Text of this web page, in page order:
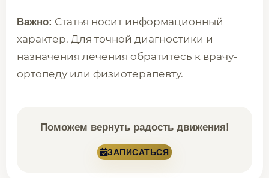
Важно: Статья носит информационный
характер. Для точной диагностики и
назначения лечения обратитесь к врачу-
ортопеду или физиотерапевту.
Поможем вернуть радость движения!
ЗАПИСАТЬСЯ